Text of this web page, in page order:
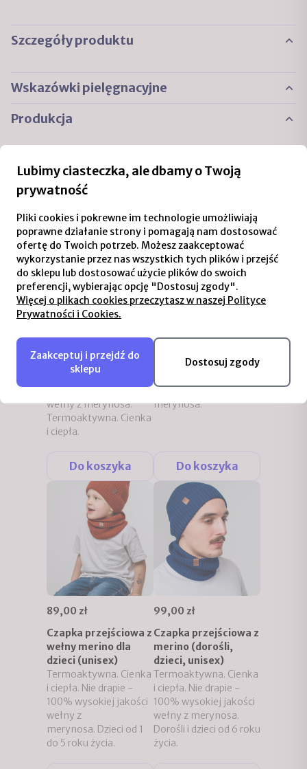
Szczegóły produktu
Wskazówki pielęgnacyjne
Produkcja
89,00 zł
Czapka przejściowa
niemowlęca z wełny
merino
Dla dzieci od 0 do 12
miesięcy. Nie drapie -
100% wysokiej jakości
wełny z merynosa.
Termoaktywna. Cienka
i ciepła.
Do koszyka
69,00 zł
merino
gładkie, zwykłe,
unisex. 97% wełny z
merynosa.
Do koszyka
89,00 zł
Czapka przejściowa z
wełny merino dla
dzieci (unisex)
Termoaktywna. Cienka
i ciepła. Nie drapie -
100% wysokiej jakości
wełny z
merynosa. Dzieci od 1
do 5 roku życia.
99,00 zł
Czapka przejściowa z
merino (dorośli,
dzieci, unisex)
Termoaktywna. Cienka
i ciepła. Nie drapie -
100% wysokiej jakości
wełny z merynosa.
Dorośli i dzieci od 6 roku
życia.
Lubimy ciasteczka, ale dbamy o Twoją
prywatność
Pliki cookies i pokrewne im technologie umożliwiają
poprawne działanie strony i pomagają nam dostosować
ofertę do Twoich potrzeb. Możesz zaakceptować
wykorzystanie przez nas wszystkich tych plików i przejść
do sklepu lub dostosować użycie plików do swoich
preferencji, wybierając opcję "Dostosuj zgody".
Więcej o plikach cookies przeczytasz w naszej Polityce
Prywatności i Cookies.
Zaakceptuj i przejdź do
sklepu
Dostosuj zgody